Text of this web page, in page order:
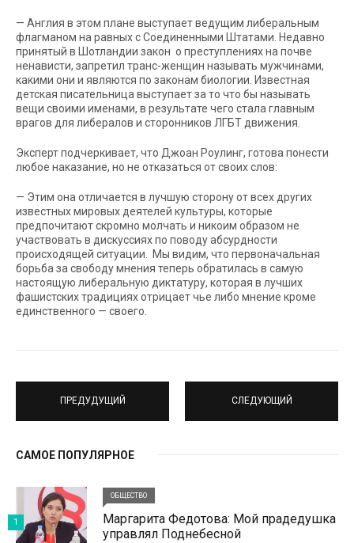
— Англия в этом плане выступает ведущим либеральным
флагманом на равных с Соединенными Штатами. Недавно
принятый в Шотландии закон о преступлениях на почве
ненависти, запретил транс-женщин называть мужчинами,
какими они и являются по законам биологии. Известная
детская писательница выступает за то что бы называть
вещи своими именами, в результате чего стала главным
врагов для либералов и сторонников ЛГБТ движения.
Эксперт подчеркивает, что Джоан Роулинг, готова понести
любое наказание, но не отказаться от своих слов:
— Этим она отличается в лучшую сторону от всех других
известных мировых деятелей культуры, которые
предпочитают скромно молчать и никоим образом не
участвовать в дискуссиях по поводу абсурдности
происходящей ситуации. Мы видим, что первоначальная
борьба за свободу мнения теперь обратилась в самую
настоящую либеральную диктатуру, которая в лучших
фашистских традициях отрицает чье либо мнение кроме
единственного — своего.
ПРЕДУДУЩИЙ СЛЕДУЮЩИЙ
САМОЕ ПОПУЛЯРНОЕ
ОБЩЕСТВО
Маргарита Федотова: Мой прадедушка
управлял Поднебесной
1